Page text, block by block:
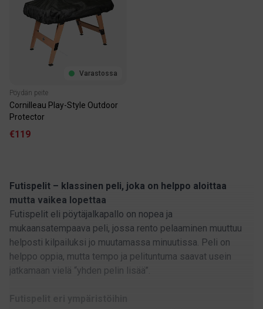
Varastossa
Pöydän peite
Cornilleau Play-Style Outdoor
Protector
€119
Futispelit – klassinen peli, joka on helppo aloittaa
mutta vaikea lopettaa
Futispelit eli pöytäjalkapallo on nopea ja
mukaansatempaava peli, jossa rento pelaaminen muuttuu
helposti kilpailuksi jo muutamassa minuutissa. Peli on
helppo oppia, mutta tempo ja pelituntuma saavat usein
jatkamaan vielä “yhden pelin lisää”.